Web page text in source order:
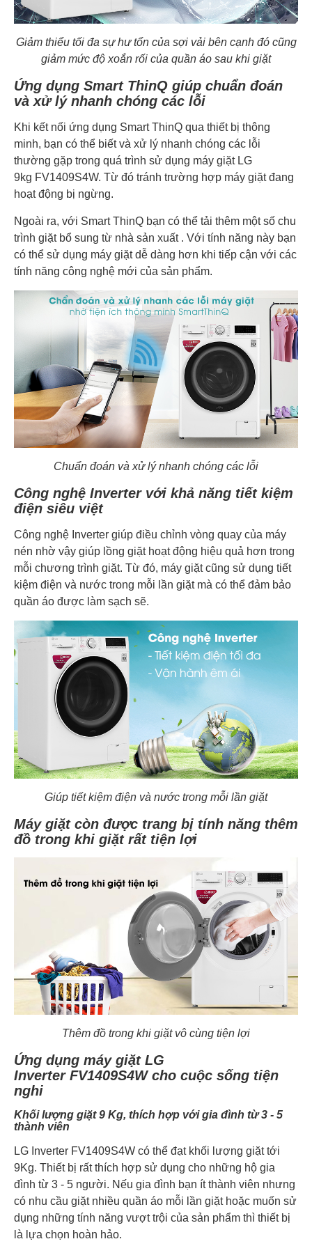
Giảm thiểu tối đa sự hư tổn của sợi vải bên cạnh đó cũng
giảm mức độ xoắn rối của quần áo sau khi giặt
Ứng dụng Smart ThinQ giúp chuẩn đoán
và xử lý nhanh chóng các lỗi
Khi kết nối ứng dụng Smart ThinQ qua thiết bị thông
minh, bạn có thể biết và xử lý nhanh chóng các lỗi
thường gặp trong quá trình sử dụng máy giặt LG
9kg FV1409S4W. Từ đó tránh trường hợp máy giặt đang
hoạt động bị ngừng.
Ngoài ra, với Smart ThinQ bạn có thể tải thêm một số chu
trình giặt bổ sung từ nhà sản xuất . Với tính năng này bạn
có thể sử dụng máy giặt dễ dàng hơn khi tiếp cận với các
tính năng công nghệ mới của sản phẩm.
Chuẩn đoán và xử lý nhanh chóng các lỗi
Công nghệ Inverter với khả năng tiết kiệm
điện siêu việt
Công nghệ Inverter giúp điều chỉnh vòng quay của máy
nén nhờ vậy giúp lồng giặt hoạt động hiệu quả hơn trong
mỗi chương trình giặt. Từ đó, máy giặt cũng sử dụng tiết
kiệm điện và nước trong mỗi lần giặt mà có thể đảm bảo
quần áo được làm sạch sẽ.
Giúp tiết kiệm điện và nước trong mỗi lần giặt
Máy giặt còn được trang bị tính năng thêm
đồ trong khi giặt rất tiện lợi
Thêm đồ trong khi giặt vô cùng tiện lợi
Ứng dụng máy giặt LG
Inverter FV1409S4W cho cuộc sống tiện
nghi
Khối lượng giặt 9 Kg, thích hợp với gia đình từ 3 - 5
thành viên
LG Inverter FV1409S4W có thể đạt khối lượng giặt tới
9Kg. Thiết bị rất thích hợp sử dụng cho những hộ gia
đình từ 3 - 5 người. Nếu gia đình bạn ít thành viên nhưng
có nhu cầu giặt nhiều quần áo mỗi lần giặt hoặc muốn sử
dụng những tính năng vượt trội của sản phẩm thì thiết bị
là lựa chọn hoàn hảo.